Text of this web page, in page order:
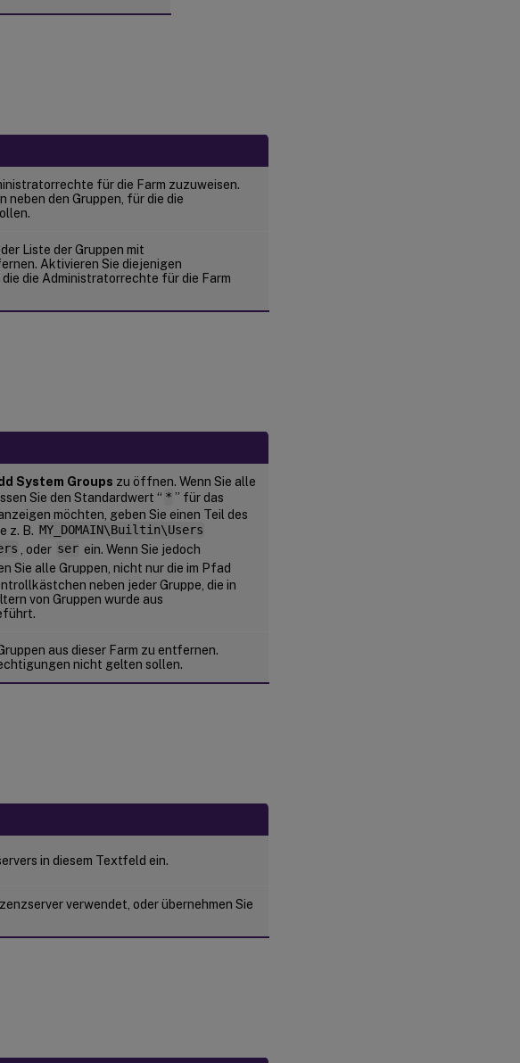
für die Farm zuzuweisen.
den Gruppen, für die die
der Liste der Gruppen mit
Aktivieren Sie diejenigen
die Administratorrechte für die Farm
System Groups zu öffnen. Wenn Sie alle
Sie den Standardwert “ * ” für das
möchten, geben Sie einen Teil des
z. B. MY_DOMAIN\Builtin\Users
, oder ser ein. Wenn Sie jedoch
Sie alle Gruppen, nicht nur die im Pfad
neben jeder Gruppe, die in
von Gruppen wurde aus
aus dieser Farm zu entfernen.
nicht gelten sollen.
in diesem Textfeld ein.
verwendet, oder übernehmen Sie